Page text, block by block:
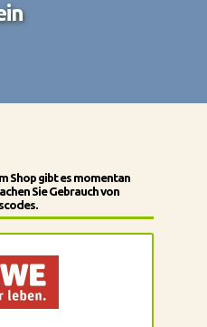
Shop gibt es momentan
Sie Gebrauch von